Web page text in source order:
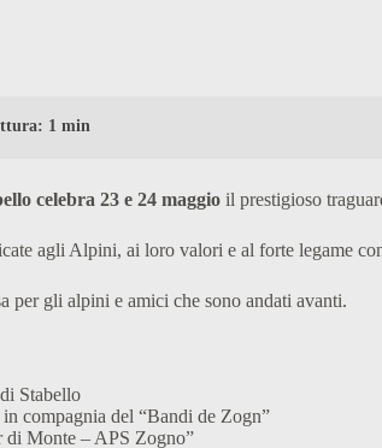
1 min
celebra 23 e 24 maggio il prestigioso
agli Alpini, ai loro valori e al forte legame
per gli alpini e amici che sono andati avanti.
Stabello
in compagnia del “Bandi de Zogn”
di Monte – APS Zogno”